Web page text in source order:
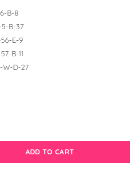
B-8
B-37
E-9
B-11
W-D-27
ADD TO CART